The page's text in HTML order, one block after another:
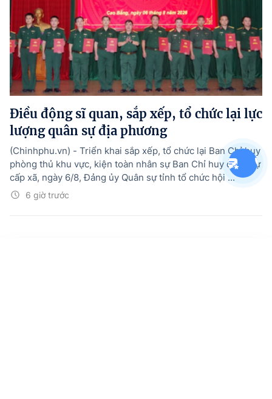
Điều động sĩ quan, sắp xếp, tổ chức lại lực
lượng quân sự địa phương
6 giờ trước
(Chinhphu.vn) - Triển khai sắp xếp, tổ chức lại Ban Chỉ huy
phòng thủ khu vực, kiện toàn nhân sự Ban Chỉ huy quân sự
cấp xã, ngày 6/8, Đảng ủy Quân sự tỉnh tổ chức hội ...